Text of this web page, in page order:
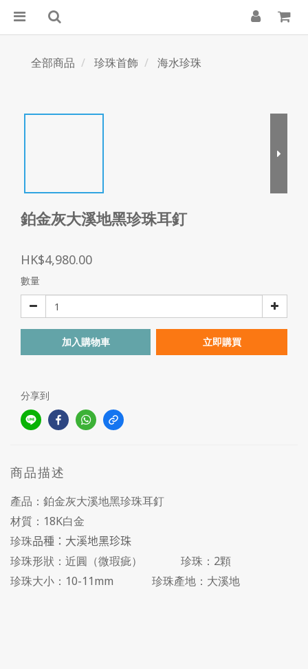
全部商品 珍珠首飾 海水珍珠
鉑金灰大溪地黑珍珠耳釘
HK$4,980.00
數量
加入購物車 立即購買
分享到
商品描述
產品：鉑金灰大溪地黑珍珠耳釘
材質：18K白金
珍珠品種：大溪地黑珍珠
珍珠形狀：近圓（微瑕疵） 珍珠：2顆
珍珠大小：10-11mm 珍珠產地：大溪地